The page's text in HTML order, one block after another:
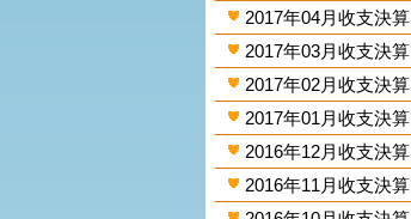
2017年04月收支決算
2017年03月收支決算
2017年02月收支決算
2017年01月收支決算
2016年12月收支決算
2016年11月收支決算